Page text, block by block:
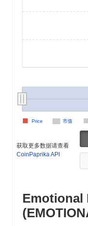
市值
Price
获取更多数据请查看
CoinPaprika API
Emotional